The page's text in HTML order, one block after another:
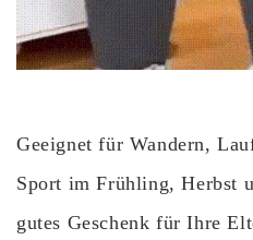
Geeignet für Wandern,
Sport im Frühling, Herbst
gutes Geschenk für Ihre